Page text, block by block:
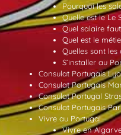
Pourquoi les
Quelle est le Le
Quel salaire
Quel est le
Quelles sont
S’installer au
Consulat Portugais
Consulat Portugais
Consulat Portugal
Consulat Portugais
Vivre au Portugal
Vivre en